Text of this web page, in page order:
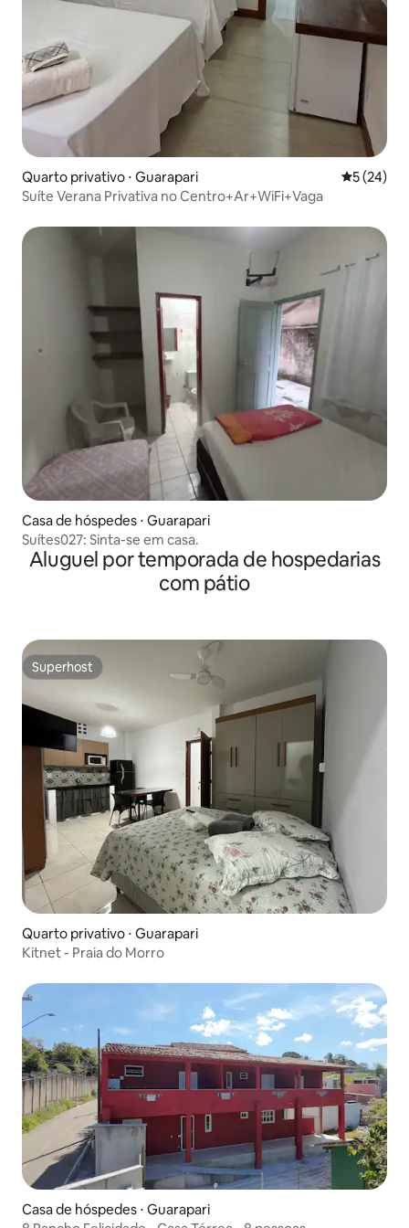
Quarto privativo ⋅ Guarapari 5 de uma
5 (24)
Suíte Verana Privativa no Centro+Ar+WiFi+Vaga
Casa de hóspedes ⋅ Guarapari
Suítes027: Sinta-se em casa.
Aluguel por temporada de hospedarias
com pátio
Superhost
Superhost
Quarto privativo ⋅ Guarapari
Kitnet - Praia do Morro
Casa de hóspedes ⋅ Guarapari